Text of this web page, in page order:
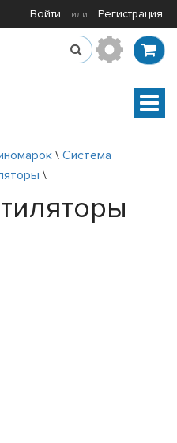
Войти или Регистрация
\ Система
\